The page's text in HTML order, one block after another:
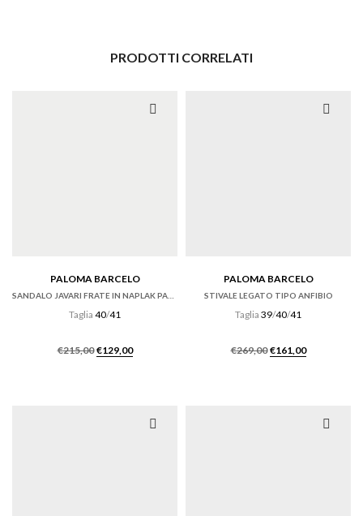
PRODOTTI CORRELATI
PALOMA BARCELO
Taglia 40/41
€215,00 Il
€129,00Il
PALOMA BARCELO
STIVALE LEGATO TIPO ANFIBIO
Taglia 39/40/41
€269,00 Il
€161,00Il